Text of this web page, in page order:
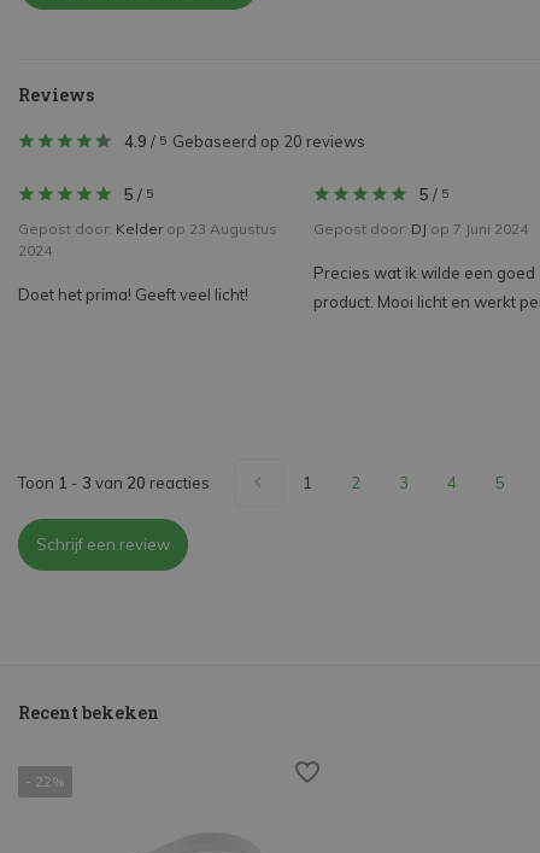
Reviews
4.9 / 5 Gebaseerd op 20 reviews
5 / 5
Gepost door: Kelderop 23 Augustus
2024
Doet het prima! Geeft veel licht!
5 / 5
Gepost door: DJ op 7 Juni 2024
Precies wat ik wilde een goed
product. Mooi licht en werkt
Toon 1 - 3 van 20 reacties 1 2 3 4 5
Schrijf een review
Recent bekeken
- 22%